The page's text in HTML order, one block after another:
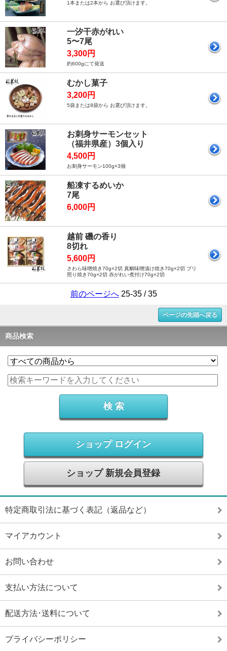
1本または2本から お選び頂けます。
一汐干赤がれい
5〜7尾
3,300円
約600gにて発送
むかし菓子
3,200円
5袋または8袋から お選び頂けます。
お刺身サーモンセット
（福井県産）3個入り
4,500円
お刺身サーモン100g×3個
船凍するめいか
7尾
6,000円
越前 磯の香り
8切れ
5,600円
さわら味噌焼き70g×2切 真鯛味噌漬け焼き70g×2切 ブリ
照り焼き70g×2切 赤がれい煮付け70g×2切
前のページへ25-35 / 35
ページの先頭へ戻る
商品検索
ショップ ログイン
ショップ 新規会員登録
特定商取引法に基づく表記（返品など）
マイアカウント
お問い合わせ
支払い方法について
配送方法･送料について
プライバシーポリシー